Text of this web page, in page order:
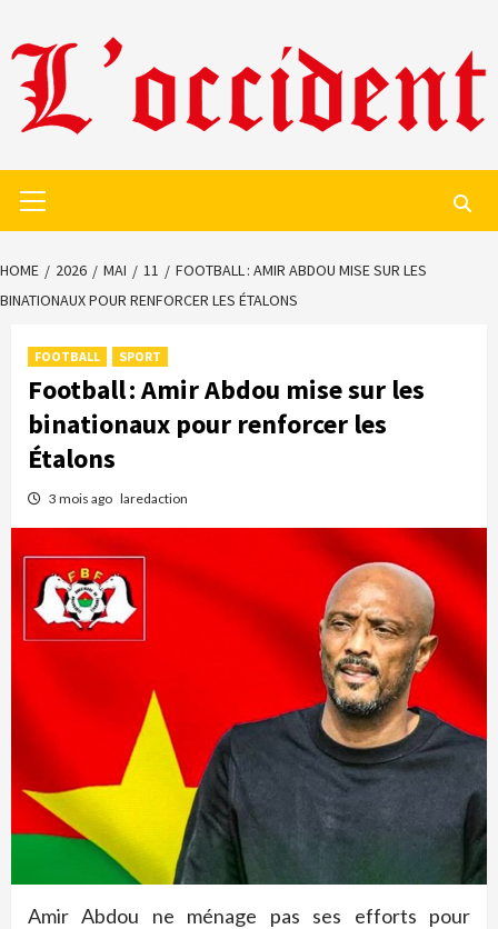
to
content
Menu
HOME 2026 MAI 11
FOOTBALL : AMIR ABDOU MISE SUR LES
BINATIONAUX POUR RENFORCER LES ÉTALONS
FOOTBALL SPORT
Football : Amir Abdou mise sur les
binationaux pour renforcer les
Étalons
3 mois ago laredaction
Amir Abdou ne ménage pas ses efforts pour